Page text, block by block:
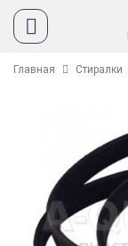
Главная Стиралки